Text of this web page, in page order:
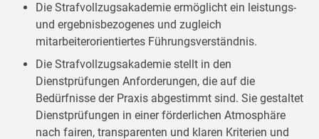
Die Strafvollzugsakademie ermöglicht ein leistungs-
und ergebnisbezogenes und zugleich
mitarbeiterorientiertes Führungsverständnis.
Die Strafvollzugsakademie stellt in den
Dienstprüfungen Anforderungen, die auf die
Bedürfnisse der Praxis abgestimmt sind. Sie gestaltet
Dienstprüfungen in einer förderlichen Atmosphäre
nach fairen, transparenten und klaren Kriterien und